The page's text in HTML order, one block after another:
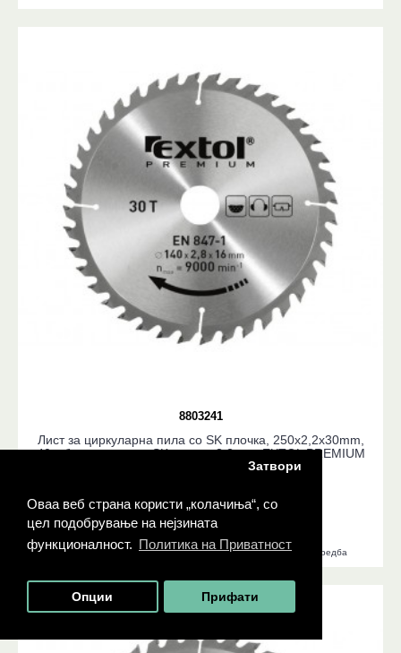
Оваа веб страна користи „колачиња“, со
цел подобрување на нејзината
функционалност. Политика на Приватност
Затвори
Опции Прифати
8803241
Лист за циркуларна пила со SK плочка, 250x2,2x30mm,
40заби, ширина на SK плочка 3,2mm, EXTOL PREMIUM
ДОДАДИ ВО КОШНИЧКА
Додади во листа на желби Додади во листа за споредба